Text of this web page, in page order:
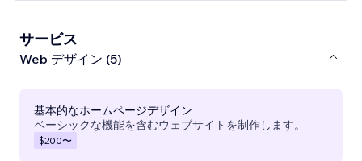
サービス
Web デザイン (5)
基本的なホームページデザイン
ベーシックな機能を含むウェブサイトを制作します。
$200〜